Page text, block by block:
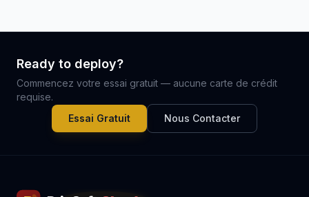
Ready to deploy?
Commencez votre essai gratuit — aucune carte de crédit
requise.
Essai Gratuit
Nous Contacter